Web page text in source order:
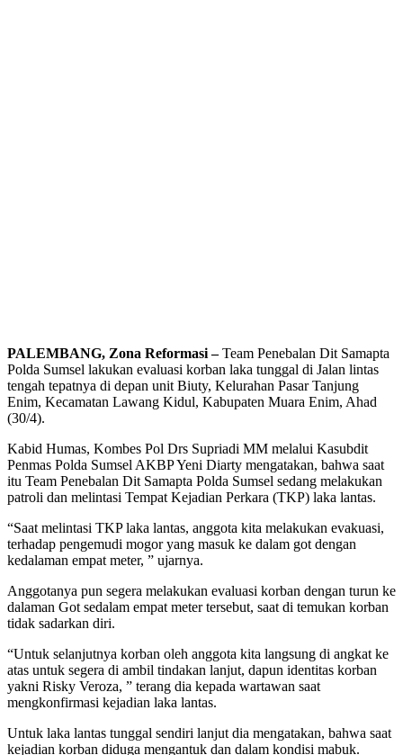
PALEMBANG, Zona Reformasi –Team Penebalan Dit Samapta
Polda Sumsel lakukan evaluasi korban laka tunggal di Jalan lintas
tengah tepatnya di depan unit Biuty, Kelurahan Pasar Tanjung
Enim, Kecamatan Lawang Kidul, Kabupaten Muara Enim, Ahad
(30/4).
Kabid Humas, Kombes Pol Drs Supriadi MM melalui Kasubdit
Penmas Polda Sumsel AKBP Yeni Diarty mengatakan, bahwa saat
itu Team Penebalan Dit Samapta Polda Sumsel sedang melakukan
patroli dan melintasi Tempat Kejadian Perkara (TKP) laka lantas.
“Saat melintasi TKP laka lantas, anggota kita melakukan evakuasi,
terhadap pengemudi mogor yang masuk ke dalam got dengan
kedalaman empat meter, ” ujarnya.
Anggotanya pun segera melakukan evaluasi korban dengan turun ke
dalaman Got sedalam empat meter tersebut, saat di temukan korban
tidak sadarkan diri.
“Untuk selanjutnya korban oleh anggota kita langsung di angkat ke
atas untuk segera di ambil tindakan lanjut, dapun identitas korban
yakni Risky Veroza, ” terang dia kepada wartawan saat
mengkonfirmasi kejadian laka lantas.
Untuk laka lantas tunggal sendiri lanjut dia mengatakan, bahwa saat
kejadian korban diduga mengantuk dan dalam kondisi mabuk.